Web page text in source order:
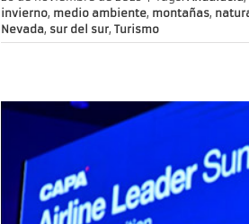
invierno, medio ambiente, montañas,
Nevada, sur del sur, Turismo